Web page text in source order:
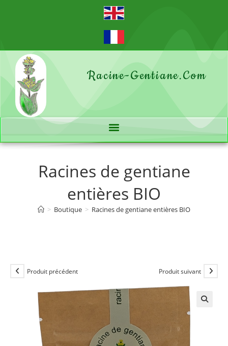
Racine-Gentiane.com
Racines de gentiane
entières BIO
> Boutique > Racines de gentiane entières BIO
Produit précédent Produit suivant